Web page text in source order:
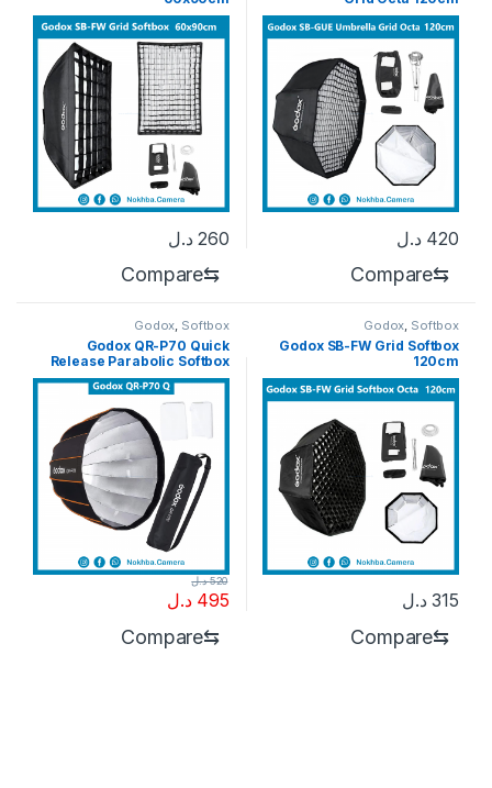
420 د.ل
⇆
Compare
260 د.ل
⇆
Compare
Godox, Softbox
Godox SB-FW Grid Softbox
120cm
315 د.ل
⇆
Compare
Godox, Softbox
Godox QR-P70 Quick
Release Parabolic Softbox
495 د.ل
520 د.ل
⇆
Compare